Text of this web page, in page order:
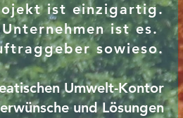
ist einzigartig.
ist es.
sowieso.
Umwelt-Kontor
und Lösungen